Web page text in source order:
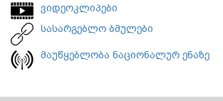
ვიდეოკლიპები
სასარგებლო ბმულები
მაუწყებლობა ნაციონალურ ენაზე